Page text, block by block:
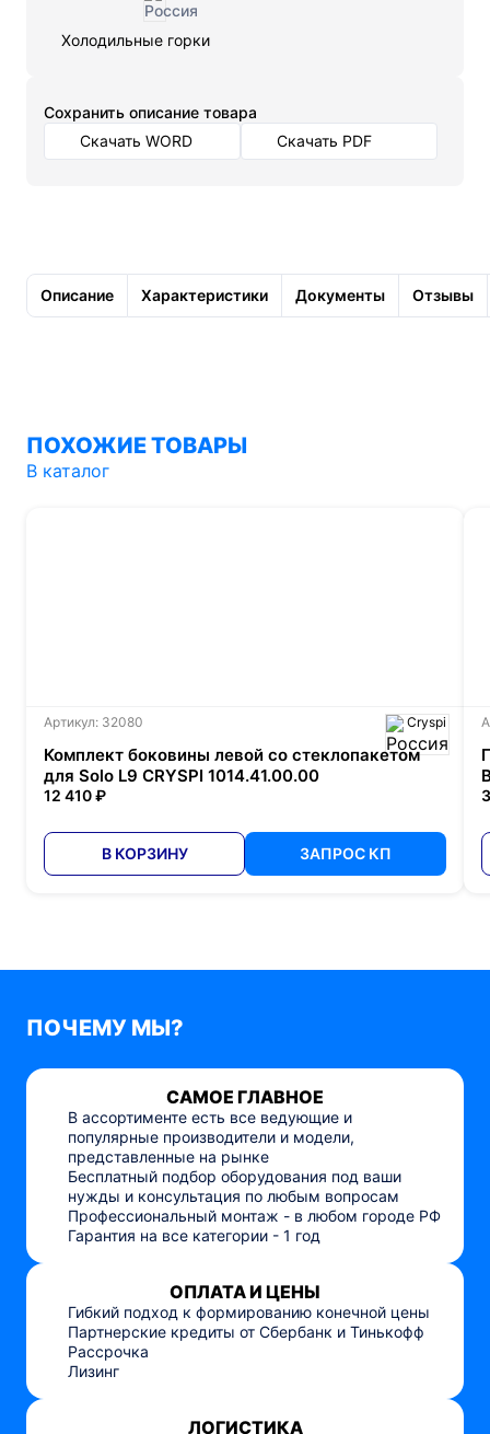
Холодильные горки
Cохранить описание товара
Скачать WORD
Скачать PDF
Описание Характеристики Документы Отзывы
ПОХОЖИЕ ТОВАРЫ
В каталог
Артикул: 32080 Cryspi
Комплект боковины левой со стеклопакетом
для Solo L9 CRYSPI 1014.41.00.00
12 410 ₽
В КОРЗИНУ ЗАПРОС КП
ПОЧЕМУ МЫ?
САМОЕ ГЛАВНОЕ
В ассортименте есть все ведующие и
популярные производители и модели,
представленные на рынке
Бесплатный подбор оборудования под ваши
нужды и консультация по любым вопросам
Профессиональный монтаж - в любом городе РФ
Гарантия на все категории - 1 год
ОПЛАТА И ЦЕНЫ
Гибкий подход к формированию конечной цены
Партнерские кредиты от Сбербанк и Тинькофф
Рассрочка
Лизинг
ЛОГИСТИКА